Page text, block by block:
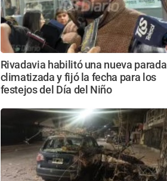
Rivadavia habilitó una nueva parada
climatizada y fijó la fecha para los
festejos del Día del Niño